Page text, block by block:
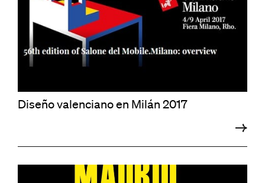
Diseño valenciano en Milán 2017